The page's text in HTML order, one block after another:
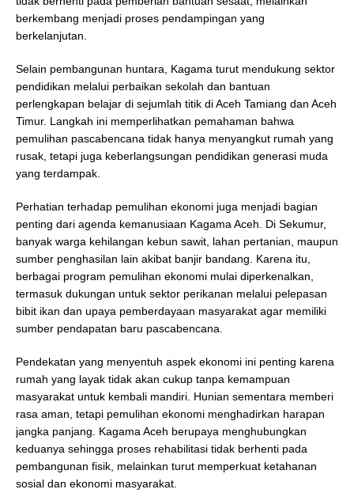
berkembang menjadi proses pendampingan yang
berkelanjutan.
Selain pembangunan huntara, Kagama turut mendukung sektor
pendidikan melalui perbaikan sekolah dan bantuan
perlengkapan belajar di sejumlah titik di Aceh Tamiang dan Aceh
Timur. Langkah ini memperlihatkan pemahaman bahwa
pemulihan pascabencana tidak hanya menyangkut rumah yang
rusak, tetapi juga keberlangsungan pendidikan generasi muda
yang terdampak.
Perhatian terhadap pemulihan ekonomi juga menjadi bagian
penting dari agenda kemanusiaan Kagama Aceh. Di Sekumur,
banyak warga kehilangan kebun sawit, lahan pertanian, maupun
sumber penghasilan lain akibat banjir bandang. Karena itu,
berbagai program pemulihan ekonomi mulai diperkenalkan,
termasuk dukungan untuk sektor perikanan melalui pelepasan
bibit ikan dan upaya pemberdayaan masyarakat agar memiliki
sumber pendapatan baru pascabencana.
Pendekatan yang menyentuh aspek ekonomi ini penting karena
rumah yang layak tidak akan cukup tanpa kemampuan
masyarakat untuk kembali mandiri. Hunian sementara memberi
rasa aman, tetapi pemulihan ekonomi menghadirkan harapan
jangka panjang. Kagama Aceh berupaya menghubungkan
keduanya sehingga proses rehabilitasi tidak berhenti pada
pembangunan fisik, melainkan turut memperkuat ketahanan
sosial dan ekonomi masyarakat.